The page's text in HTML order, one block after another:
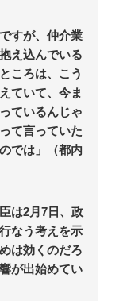
日本人の特別な
総合 NEW! (8/9
シーショッ
NEW! (8/9 11:30)
山崎怜奈、突然
まとめMAP(総
) NEW! (8/9 11:25)
万円以上のSUV
を吸うのが至福
まとめMAP(総
美意識過剰な先
すが、仲介業
え込んでいる
ころは、こう
ていて、今ま
ているんじゃ
て言っていた
では」（都内
は2月7日、政
なう考えを示
は効くのだろ
が出始めてい